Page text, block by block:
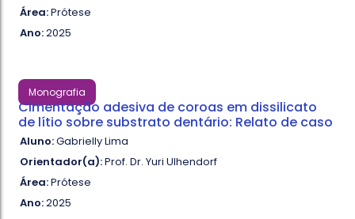
Área:Prótese
Ano:2025
Monografia
Cimentação adesiva de coroas em dissilicato
de lítio sobre substrato dentário: Relato de caso
Aluno:Gabrielly Lima
Orientador(a):Prof. Dr. Yuri Ulhendorf
Área:Prótese
Ano:2025